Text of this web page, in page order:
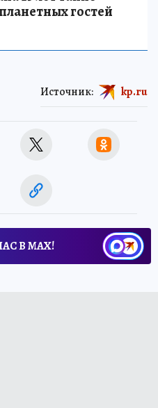
гостей
Источник: kp.ru
В МАХ!